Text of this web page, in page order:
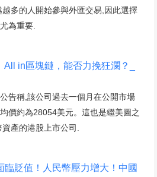
多的人開始參與外匯交易,因此選擇
為重要.
in區塊鏈，能否力挽狂瀾？_
告稱,該公司過去一個月在公開市場
價約為28054美元。這也是繼美圖之
產的港股上市公司.
貶值！人民幣壓力增大！中國